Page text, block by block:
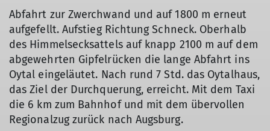
Abfahrt zur Zwerchwand und auf 1800 m erneut
aufgefellt. Aufstieg Richtung Schneck. Oberhalb
des Himmelsecksattels auf knapp 2100 m auf dem
abgewehrten Gipfelrücken die lange Abfahrt ins
Oytal eingeläutet. Nach rund 7 Std. das Oytalhaus,
das Ziel der Durchquerung, erreicht. Mit dem Taxi
die 6 km zum Bahnhof und mit dem übervollen
Regionalzug zurück nach Augsburg.
© privat